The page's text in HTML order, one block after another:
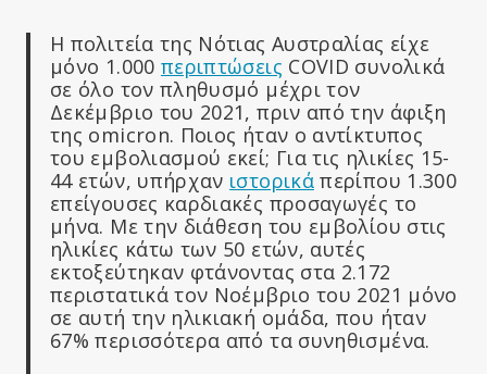
Η πολιτεία της Νότιας Αυστραλίας είχε
μόνο 1.000 περιπτώσεις COVID συνολικά
σε όλο τον πληθυσμό μέχρι τον
Δεκέμβριο του 2021, πριν από την άφιξη
της omicron. Ποιος ήταν ο αντίκτυπος
του εμβολιασμού εκεί; Για τις ηλικίες 15-
44 ετών, υπήρχαν ιστορικά περίπου 1.300
επείγουσες καρδιακές προσαγωγές το
μήνα. Με την διάθεση του εμβολίου στις
ηλικίες κάτω των 50 ετών, αυτές
εκτοξεύτηκαν φτάνοντας στα 2.172
περιστατικά τον Νοέμβριο του 2021 μόνο
σε αυτή την ηλικιακή ομάδα, που ήταν
67% περισσότερα από τα συνηθισμένα.